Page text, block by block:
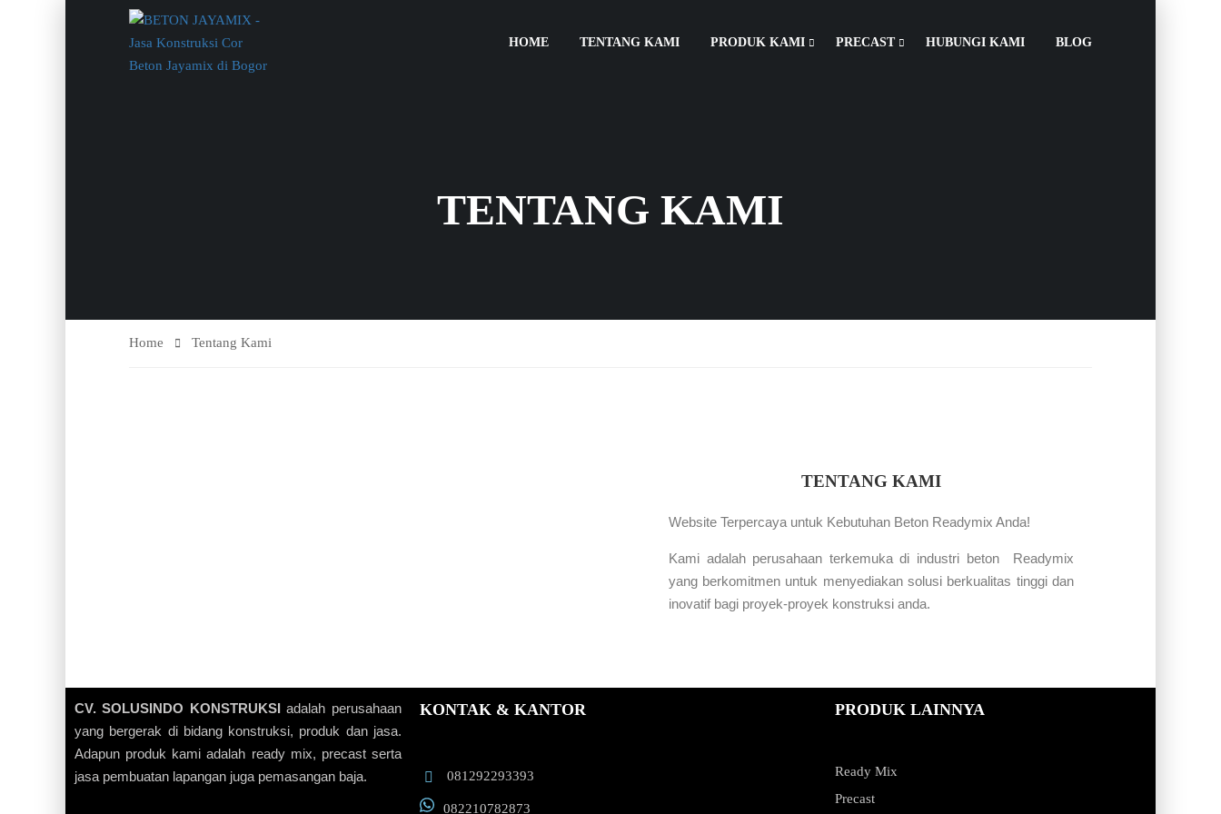
HOME TENTANG KAMI PRODUK KAMI PRECAST HUBUNGI KAMI BLOG
TENTANG KAMI
Home Tentang Kami
TENTANG KAMI
Website Terpercaya untuk Kebutuhan Beton Readymix Anda!
Kami adalah perusahaan terkemuka di industri beton Readymix
yang berkomitmen untuk menyediakan solusi berkualitas tinggi dan
inovatif bagi proyek-proyek konstruksi anda.
CV. SOLUSINDO KONSTRUKSI adalah perusahaan
yang bergerak di bidang konstruksi, produk dan jasa.
Adapun produk kami adalah ready mix, precast serta
jasa pembuatan lapangan juga pemasangan baja.
KONTAK & KANTOR
081292293393
082210782873
PRODUK LAINNYA
Ready Mix
Precast